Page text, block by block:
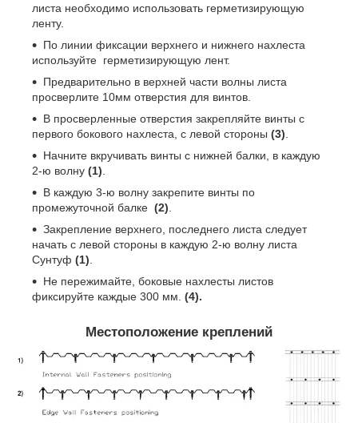
листа необходимо использовать герметизирующую
ленту.
По линии фиксации верхнего и нижнего нахлеста
используйте герметизирующую лент.
Предварительно в верхней части волны листа
просверлите 10мм отверстия для винтов.
В просверленные отверстия закрепляйте винты с
первого бокового нахлеста, с левой стороны (3)
Начните вкручивать винты с нижней балки, в каждую
2-ю волну (1)
В каждую 3-ю волну закрепите винты по
промежуточной балке (2)
Закрепление верхнего, последнего листа следует
начать с левой стороны в каждую 2-ю волну листа
Сунтуф (1)
Не пережимайте, боковые нахлесты листов
фиксируйте каждые 300 мм. (4).
Местоположение креплений